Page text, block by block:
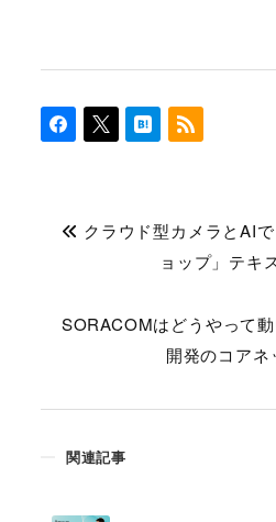
関連記事
クラウド型カメラとAI
ョップ」テキ
SORACOMはどうやって
開発のコア